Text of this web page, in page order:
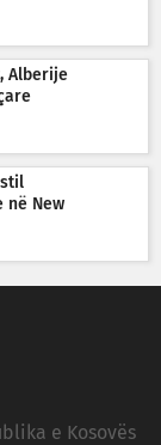
Alberije
në New
e Kosovës